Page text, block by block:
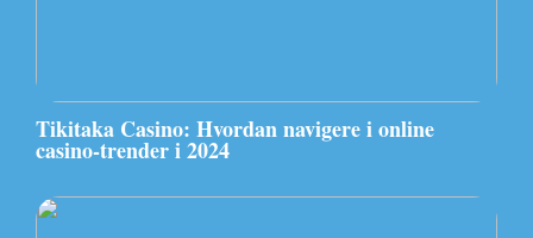
Tikitaka Casino: Hvordan navigere i online
casino-trender i 2024